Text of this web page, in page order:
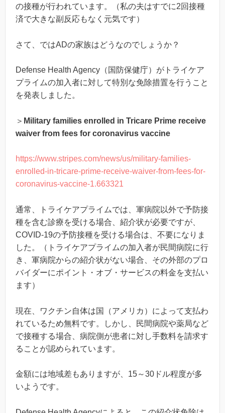
の接種が行われています。（私の夫はすでに2回接種
済で大きな副反応もなく元気です）
さて、ではADの家族はどうなのでしょうか？
Defense Health Agency（国防保健庁）がトライケア
プライムの加入者に対して特別な免除措置を行うこと
を発表しました。
＞ Military families enrolled in Tricare Prime receive
waiver from fees for coronavirus vaccine
https://www.stripes.com/news/us/military-families-
enrolled-in-tricare-prime-receive-waiver-from-fees-for-
coronavirus-vaccine-1.663321
通常、トライケアプライムでは、軍病院以外で予防接
種を含む診療を受ける場合、紹介状が必要ですが、
COVID-19の予防接種を受ける場合は、不要になりま
した。（トライケアプライムの加入者が民間病院に行
き、軍病院からの紹介状がない場合、その外部のプロ
バイダーにポイント・オブ・サービスの料金を支払い
ます）
現在、ワクチン自体は国（アメリカ）によって支払わ
れているため無料です。しかし、民間病院や薬局など
で接種する場合、病院側が患者に対し手数料を請求す
ることが認められています。
金額には地域差もありますが、15～30ドル程度が多
いようです。